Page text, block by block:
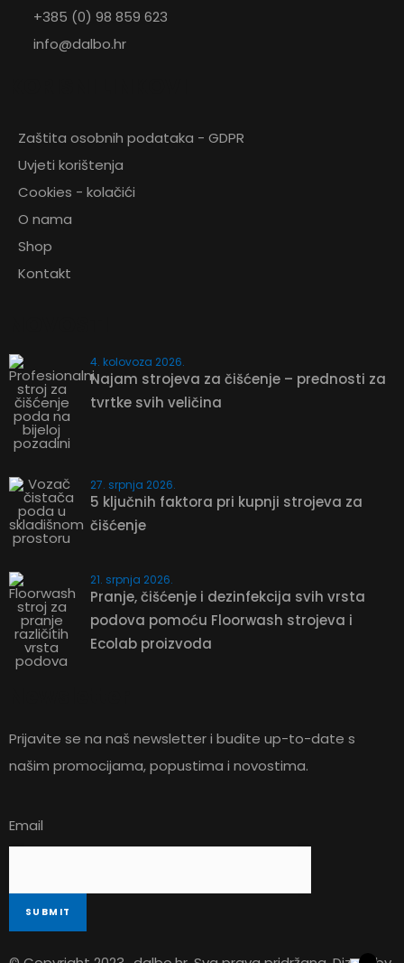
ZATRAŽITE
PONUDU
375,10
Srednje tvrda ravna četka za metenje
ZATRAŽITE
PONUDU
Tvrda četka za ribanje površina
+385 (0) 98 859 623
info@dalbo.hr
Zaštita osobnih podataka - GDPR
Uvjeti korištenja
Cookies - kolačići
O nama
Shop
Kontakt
4. kolovoza 2026.
Najam strojeva za čišćenje – prednosti za
tvrtke svih veličina
27. srpnja 2026.
5 ključnih faktora pri kupnji strojeva za
čišćenje
21. srpnja 2026.
Pranje, čišćenje i dezinfekcija svih vrsta
podova pomoću Floorwash strojeva i
Ecolab proizvoda
Prijavite se na naš newsletter i budite up-to-date s
našim promocijama, popustima i novostima.
Email